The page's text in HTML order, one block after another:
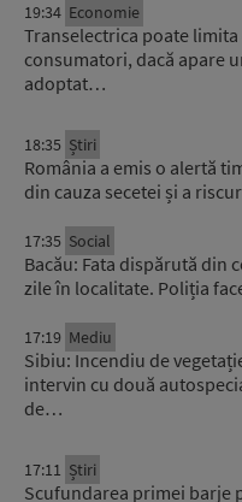
19:34 Economie
Transelectrica poate
consumatori, dacă apare
adoptat…
18:35 Știri
România a emis o alertă
din cauza secetei și a
17:35 Social
Bacău: Fata dispărută din
zile în localitate. Poliția
17:19 Mediu
Sibiu: Incendiu de
intervin cu două
de…
17:11 Știri
Scufundarea primei barje